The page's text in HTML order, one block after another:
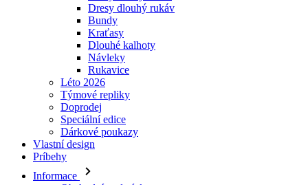
Rukavice
Léto 2026
Týmové repliky
Doprodej
Speciální edice
Dárkové poukazy
Vlastní design
Príbehy
Informace
Obchodní podmínky
Informace o zpracovávání osobních údajů
Reklamační podmínky
Ochrana soukromí - cookies
O nás